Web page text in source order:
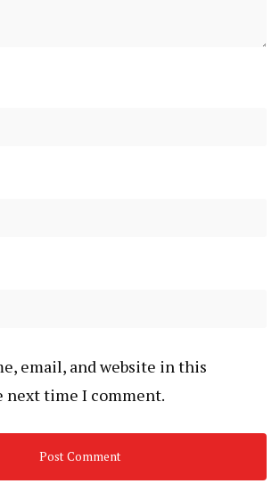
email, and website in this
next time I comment.